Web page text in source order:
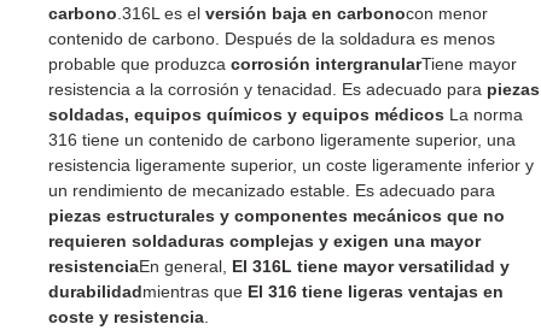
carbono .316L es el versión baja en carbonocon menor
contenido de carbono. Después de la soldadura es menos
probable que produzca corrosión intergranularTiene mayor
resistencia a la corrosión y tenacidad. Es adecuado para piezas
soldadas, equipos químicos y equipos médicos La norma
316 tiene un contenido de carbono ligeramente superior, una
resistencia ligeramente superior, un coste ligeramente inferior y
un rendimiento de mecanizado estable. Es adecuado para
piezas estructurales y componentes mecánicos que no
requieren soldaduras complejas y exigen una mayor
resistenciaEn general, El 316L tiene mayor versatilidad y
durabilidadmientras que El 316 tiene ligeras ventajas en
coste y resistencia